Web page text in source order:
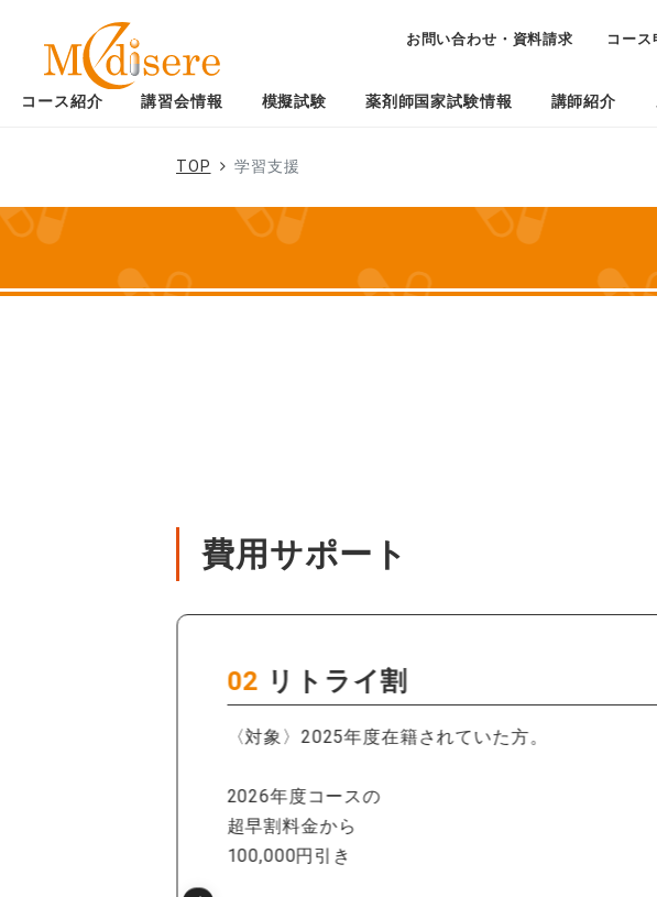
お問い合わせ・資料請求 コース
コース紹介 講習会情報 模擬試験 薬剤師国家試験情報 講師紹介
TOP 学習支援
費用サポート
02 リトライ割
〈対象〉2025年度在籍されていた方。
2026年度コースの
超早割料金から
100,000円引き